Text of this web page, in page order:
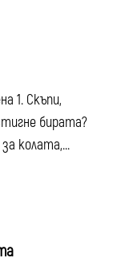
1. Скъпи,
бирата?
колата,...